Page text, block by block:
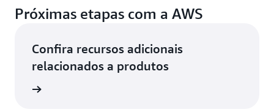
Próximas etapas com a AWS
Confira recursos adicionais
relacionados a produtos